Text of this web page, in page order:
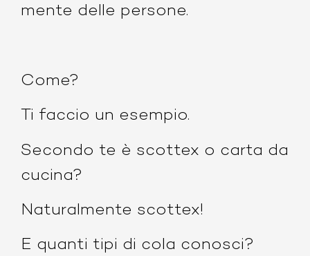
mente delle persone.
Come?
Ti faccio un esempio.
Secondo te è scottex o carta da
cucina?
Naturalmente scottex!
E quanti tipi di cola conosci?